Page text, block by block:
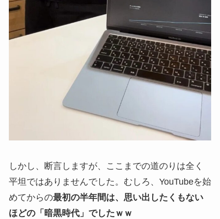
しかし、断言しますが、ここまでの道のりは全く
平坦ではありませんでした。むしろ、YouTubeを始
めてからの最初の半年間は、思い出したくもない
ほどの「暗黒時代」でしたｗｗ